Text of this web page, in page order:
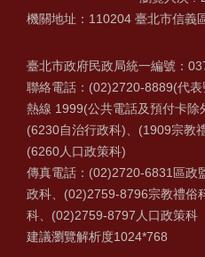
機關地址：110204 臺北市信義
臺北市政府民政局統一編號：
聯絡電話：(02)2720-8889(代
熱線 1999(公共電話及預付卡除
(6230自治行政科)、(1909宗教
(6260人口政策科)
傳真電話：(02)2720-6831區政
政科、(02)2759-8796宗教禮俗
科、(02)2759-8797人口政策科
建議瀏覽解析度1024*768